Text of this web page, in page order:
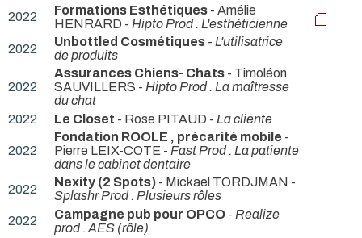
2022
Formations Esthétiques - Amélie
HENRARD - Hipto Prod . L'esthéticienne
2022
Unbottled Cosmétiques - L'utilisatrice
de produits
2022
Assurances Chiens- Chats - Timoléon
SAUVILLERS - Hipto Prod . La maîtresse
du chat
2022
Le Closet - Rose PITAUD - La cliente
2022
Fondation ROOLE , précarité mobile -
Pierre LEIX-COTE - Fast Prod . La patiente
dans le cabinet dentaire
2022
Nexity (2 Spots) - Mickael TORDJMAN -
Splashr Prod . Plusieurs rôles
2022
Campagne pub pour OPCO - Realize
prod . AES (rôle)